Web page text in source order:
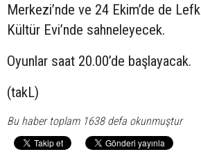
Merkezi’nde ve 24 Ekim’de de
Kültür Evi’nde sahneleyecek.
Oyunlar saat 20.00’de başlayacak.
(takL)
Bu haber toplam 1638 defa okunmuştur